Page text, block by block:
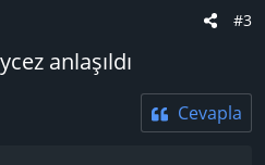
#3
anlaşıldı
Cevapla